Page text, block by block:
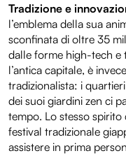
Tradizione e
l’emblema della sua
sconfinata di oltre 35
dalle forme high-tech e
l’antica capitale, è
tradizionalista: i
dei suoi giardini zen ci
tempo. Lo stesso
festival tradizionale
assistere in prima